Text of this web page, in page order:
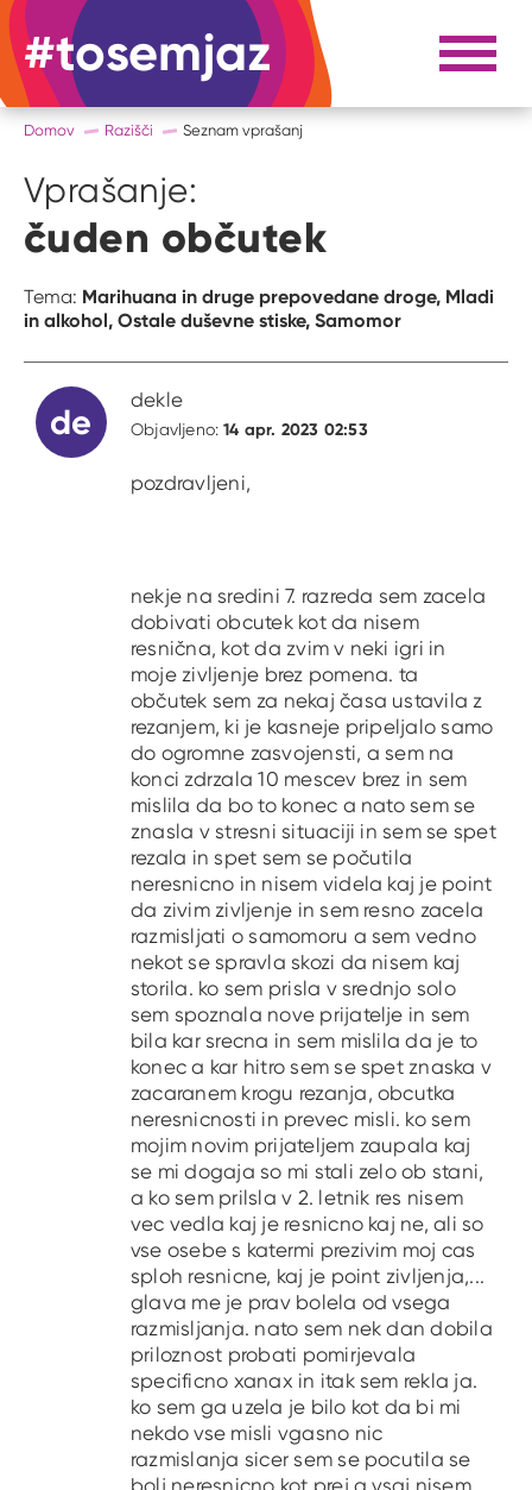
#tosemjaz #to sem jaz Razpri
Domov Razišči Seznam vprašanj
Vprašanje:
čuden občutek
Tema: Marihuana in druge prepovedane droge, Mladi
in alkohol, Ostale duševne stiske, Samomor
de
dekle
Objavljeno:14 apr. 2023 02:53
pozdravljeni,
nekje na sredini 7. razreda sem zacela
dobivati obcutek kot da nisem
resnična, kot da zvim v neki igri in
moje zivljenje brez pomena. ta
občutek sem za nekaj časa ustavila z
rezanjem, ki je kasneje pripeljalo samo
do ogromne zasvojensti, a sem na
konci zdrzala 10 mescev brez in sem
mislila da bo to konec a nato sem se
znasla v stresni situaciji in sem se spet
rezala in spet sem se počutila
neresnicno in nisem videla kaj je point
da zivim zivljenje in sem resno zacela
razmisljati o samomoru a sem vedno
nekot se spravla skozi da nisem kaj
storila. ko sem prisla v srednjo solo
sem spoznala nove prijatelje in sem
bila kar srecna in sem mislila da je to
konec a kar hitro sem se spet znaska v
zacaranem krogu rezanja, obcutka
neresnicnosti in prevec misli. ko sem
mojim novim prijateljem zaupala kaj
se mi dogaja so mi stali zelo ob stani,
a ko sem prilsla v 2. letnik res nisem
vec vedla kaj je resnicno kaj ne, ali so
vse osebe s katermi prezivim moj cas
sploh resnicne, kaj je point zivljenja,...
glava me je prav bolela od vsega
razmisljanja. nato sem nek dan dobila
priloznost probati pomirjevala
specificno xanax in itak sem rekla ja.
ko sem ga uzela je bilo kot da bi mi
nekdo vse misli vgasno nic
razmislanja sicer sem se pocutila se
bolj neresnicno kot prej a vsaj nisem